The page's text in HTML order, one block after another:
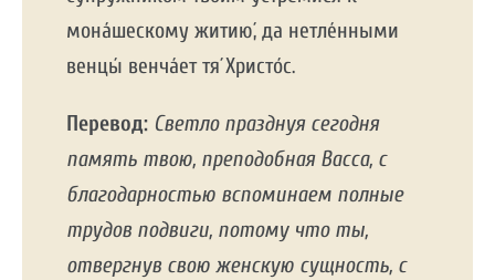
мона́шескому житию́, да нетле́нными
венцы́ венча́ет тя́ Христо́с.
Перевод: Светло празднуя сегодня
память твою, преподобная Васса, с
благодарностью вспоминаем полные
трудов подвиги, потому что ты,
отвергнув свою женскую сущность, с